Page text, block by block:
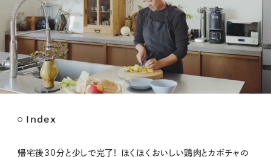
t
Index
帰宅後30分と少しで完了！ ほくほくおいしい鶏肉とカボチャの